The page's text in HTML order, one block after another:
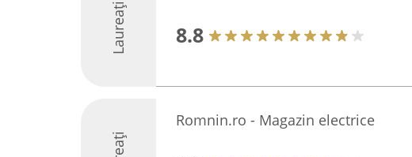
Laureați 8.8
Romnin.ro - Magazin electrice